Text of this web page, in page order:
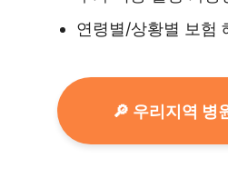
연령별/상황별 보험
🔎 우리지역 병